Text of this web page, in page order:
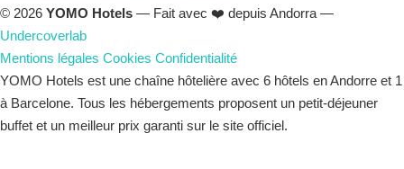
© 2026 YOMO Hotels — Fait avec ❤️ depuis Andorra —
Undercoverlab
Mentions légales Cookies Confidentialité
YOMO Hotels est une chaîne hôtelière avec 6 hôtels en Andorre et 1
à Barcelone. Tous les hébergements proposent un petit-déjeuner
buffet et un meilleur prix garanti sur le site officiel.